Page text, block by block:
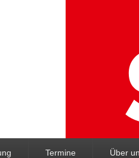
Termine Über